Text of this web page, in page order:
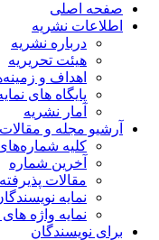
اصلی
نشریه
درباره نشریه
هیئت تحریریه
اهداف و زمینه‌ها
پایگاه های نمایه کننده
آمار نشریه
مجله و مقالات
کلیه شماره‌های مجله
آخرین شماره
مقالات پذیرفته شده
نمایه نویسندگان
نمایه واژه های کلیدی
نویسندگان